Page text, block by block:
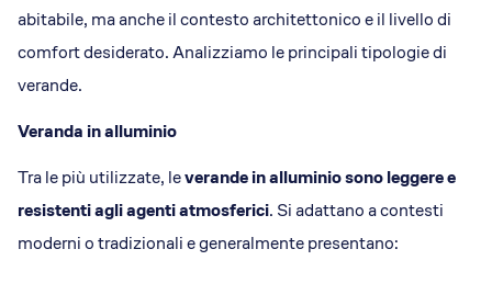
abitabile, ma anche il contesto architettonico e il livello di
comfort desiderato. Analizziamo le principali tipologie di
verande.
Veranda in alluminio
Tra le più utilizzate, leverande in alluminio sono leggere e
resistenti agli agenti atmosferici. Si adattano a contesti
moderni o tradizionali e generalmente presentano: